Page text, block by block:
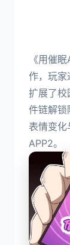
《用催
作，玩家
扩展了校
件链解锁
表情变
APP2。